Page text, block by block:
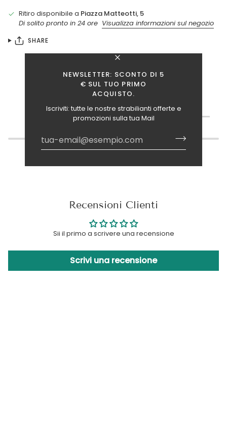
NEWSLETTER: SCONTO DI 5
€ SUL TUO PRIMO
ACQUISTO.
Iscriviti: tutte le nostre strabilianti offerte e
promozioni sulla tua Mail
Ritiro disponibile a Piazza Matteotti, 5
Di solito pronto in 24 ore Visualizza informazioni sul negozio
SHARE
TI INTERESSANO ANCHE QUESTI ARTICOLI?
Recensioni Clienti
Sii il primo a scrivere una recensione
Scrivi una recensione